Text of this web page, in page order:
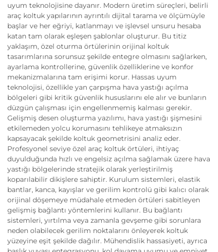
uyum teknolojisine dayanır. Modern üretim süreçleri, belirli
araç koltuk yapılarının ayrıntılı dijital tarama ve ölçümüyle
başlar ve her eğriyi, katlanmayı ve işlevsel unsuru hesaba
katan tam olarak eşleşen şablonlar oluşturur. Bu titiz
yaklaşım, özel oturma örtülerinin orijinal koltuk
tasarımlarına sorunsuz şekilde entegre olmasını sağlarken,
ayarlama kontrollerine, güvenlik özelliklerine ve konfor
mekanizmalarına tam erişimi korur. Hassas uyum
teknolojisi, özellikle yan çarpışma hava yastığı açılma
bölgeleri gibi kritik güvenlik hususlarını ele alır ve bunların
düzgün çalışması için engellenmemiş kalması gerekir.
Gelişmiş desen oluşturma yazılımı, hava yastığı şişmesini
etkilemeden yolcu korumasını tehlikeye atmaksızın
kapsayacak şekilde koltuk geometrisini analiz eder.
Profesyonel seviye özel araç koltuk örtüleri, ihtiyaç
duyulduğunda hızlı ve engelsiz açılma sağlamak üzere hava
yastığı bölgelerinde stratejik olarak yerleştirilmiş
koparılabilir dikişlere sahiptir. Kurulum sistemleri, elastik
bantlar, kanca, kayışlar ve gerilim kontrolü gibi kalıcı olarak
orijinal döşemeye müdahale etmeden örtüleri sabitleyen
gelişmiş bağlantı yöntemlerini kullanır. Bu bağlantı
sistemleri, yırtılma veya zamanla gevşeme gibi sorunlara
neden olabilecek gerilim noktalarını önleyerek koltuk
yüzeyine eşit şekilde dağılır. Mühendislik hassasiyeti, ayrıca